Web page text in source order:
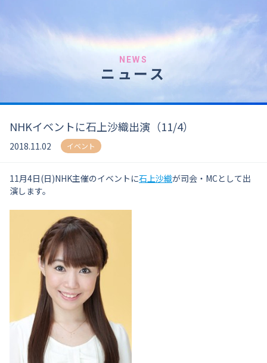
NEWS
ニュース
NHKイベントに石上沙織出演（11/4）
2018.11.02 イベント
11月4日(日)NHK主催のイベントに石上沙織が司会・MCとして出
演します。